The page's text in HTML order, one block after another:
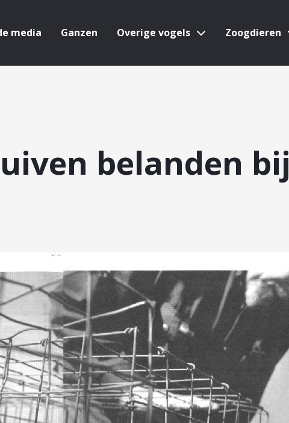
media Ganzen Overige vogels Zoogdieren
belanden bij